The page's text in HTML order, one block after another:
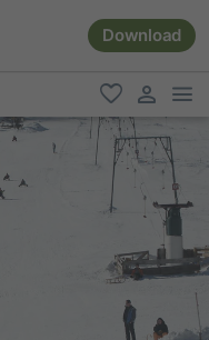
Download
favoriti
user link